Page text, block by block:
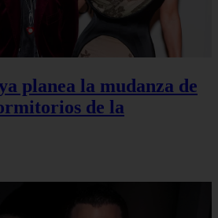
planea la mudanza de
de la